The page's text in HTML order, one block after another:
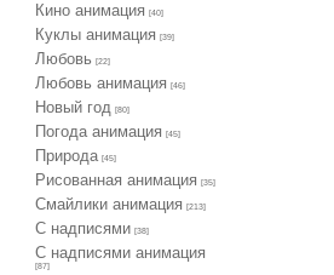
Кино анимация [40]
Куклы анимация [39]
Любовь [22]
Любовь анимация [46]
Новый год [80]
Погода анимация [45]
Природа [45]
Рисованная анимация [35]
Смайлики анимация [213]
С надписями [38]
С надписями анимация
[87]